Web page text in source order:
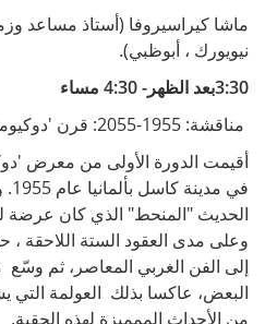
ماشا كيراسيروفا (أستاذ مساعد
نيويورك ، أبوظبي).
3:30بعد الظهر- 4:30 مساء
مناقشة: 1955-2055: قرن 'دوكيومنتا'
أقيمت الدورة الأولى من معرض
الحديث "المنحط" الذي كان عرضة
وعلى مدى العقود الستة اللاحقة
إلى الفن الغربي المعاصر، ثم وسّع
البعض، عاكسا بذلك العولمة التي
من الأحداث الممميزة لهذه الحقبة.